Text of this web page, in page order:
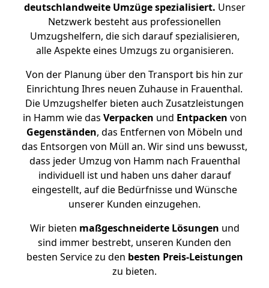
deutschlandweite Umzüge spezialisiert. Unser
Netzwerk besteht aus professionellen
Umzugshelfern, die sich darauf spezialisieren,
alle Aspekte eines Umzugs zu organisieren.
Von der Planung über den Transport bis hin zur
Einrichtung Ihres neuen Zuhause in Frauenthal.
Die Umzugshelfer bieten auch Zusatzleistungen
in Hamm wie das Verpacken und Entpacken von
Gegenständen, das Entfernen von Möbeln und
das Entsorgen von Müll an. Wir sind uns bewusst,
dass jeder Umzug von Hamm nach Frauenthal
individuell ist und haben uns daher darauf
eingestellt, auf die Bedürfnisse und Wünsche
unserer Kunden einzugehen.
Wir bieten maßgeschneiderte Lösungen und
sind immer bestrebt, unseren Kunden den
besten Service zu den besten Preis-Leistungen
zu bieten.